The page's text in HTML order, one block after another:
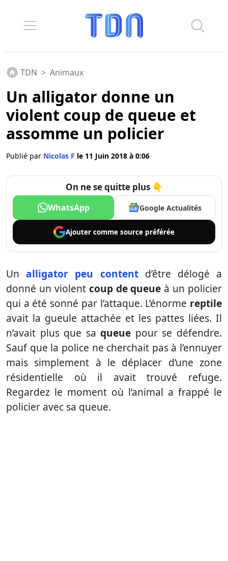
TDN > Animaux
Un alligator donne un
violent coup de queue et
assomme un policier
Publié par Nicolas F le 11 Juin 2018 à 0:06
On ne se quitte plus 👇
WhatsApp Google Actualités
Ajouter comme source préférée
Unalligator peu contentd’être délogé a
donné un violent coup de queue à un policier
qui a été sonné par l’attaque. L’énorme reptile
avait la gueule attachée et les pattes liées. Il
n’avait plus que saqueue pour se défendre.
Sauf que la police ne cherchait pas à l’ennuyer
mais simplement à le déplacer d’une zone
résidentielle où il avait trouvé refuge.
Regardez le moment où l’animal a frappé le
policier avec sa queue.